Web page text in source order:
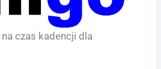
czas kadencji dla